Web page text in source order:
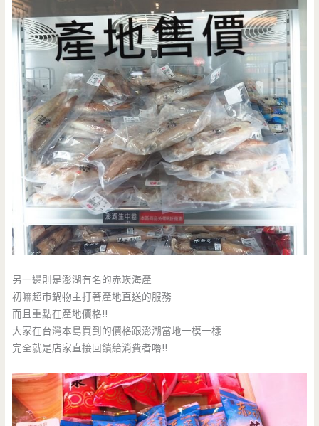
另一邊則是澎湖有名的赤崁海產
初嘛超市鍋物主打著產地直送的服務
而且重點在產地價格!!
大家在台灣本島買到的價格跟澎湖當地一模一樣
完全就是店家直接回饋給消費者嚕!!